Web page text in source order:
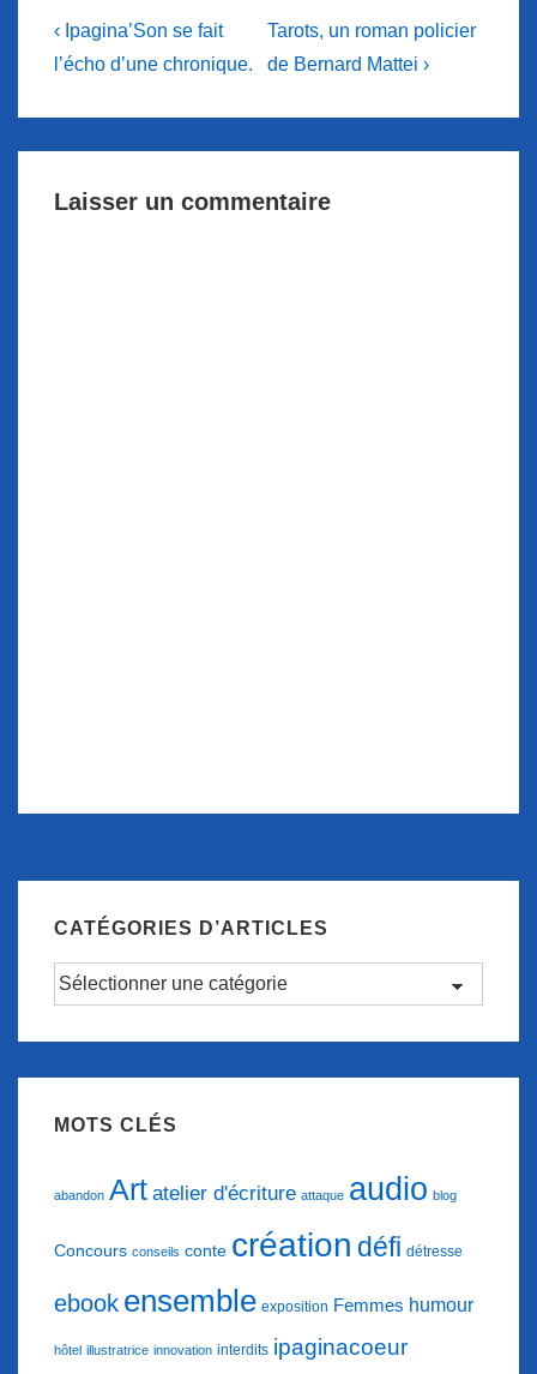
Navigation
de
l’article
Previous
Post
‹ Ipagina’Son se fait
l’écho d’une chronique.
Next
Post
Tarots, un roman policier
de Bernard Mattei ›
Laisser un commentaire
CATÉGORIES D’ARTICLES
Catégories
d’articles
MOTS CLÉS
abandon Art atelier d'écriture attaque audio blog
Concours conseils conte création défi détresse
ebook ensemble exposition Femmes humour
hôtel illustratrice innovation interdits ipaginacoeur